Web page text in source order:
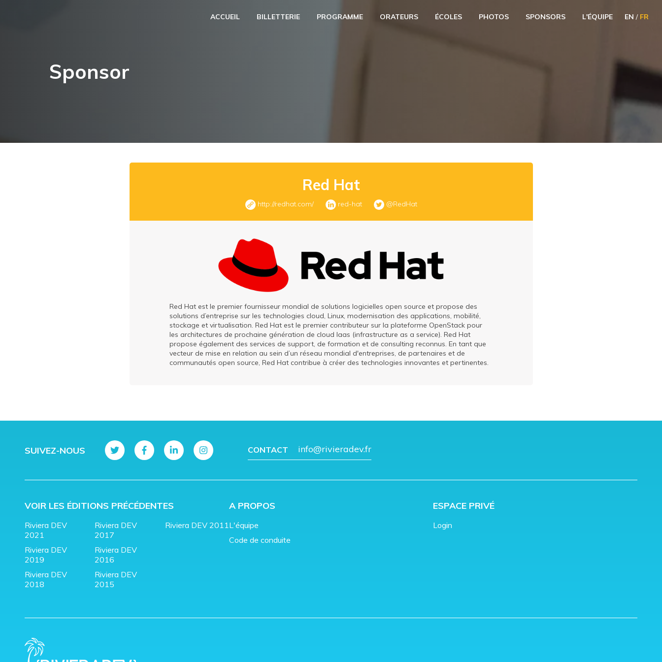
ACCUEIL BILLETTERIE PROGRAMME ORATEURS ÉCOLES PHOTOS SPONSORS L'ÉQUIPE EN / FR
Sponsor
Red Hat
http://redhat.com/ red-hat @RedHat
Red Hat est le premier fournisseur mondial de solutions logicielles open source et propose des
solutions d’entreprise sur les technologies cloud, Linux, modernisation des applications, mobilité,
stockage et virtualisation. Red Hat est le premier contributeur sur la plateforme OpenStack pour
les architectures de prochaine génération de cloud Iaas (infrastructure as a service). Red Hat
propose également des services de support, de formation et de consulting reconnus. En tant que
vecteur de mise en relation au sein d’un réseau mondial d'entreprises, de partenaires et de
communautés open source, Red Hat contribue à créer des technologies innovantes et pertinentes.
VOIR LES ÉDITIONS PRÉCÉDENTES
Riviera DEV
2021
Riviera DEV
2019
Riviera DEV
2018
Riviera DEV
2017
Riviera DEV
2016
Riviera DEV
2015
Riviera DEV 2011
A PROPOS
L'équipe
Code de conduite
ESPACE PRIVÉ
Login
SUIVEZ-NOUS CONTACT info@rivieradev.fr